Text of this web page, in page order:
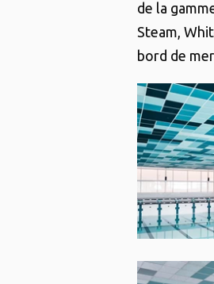
de la
Steam,
bord de